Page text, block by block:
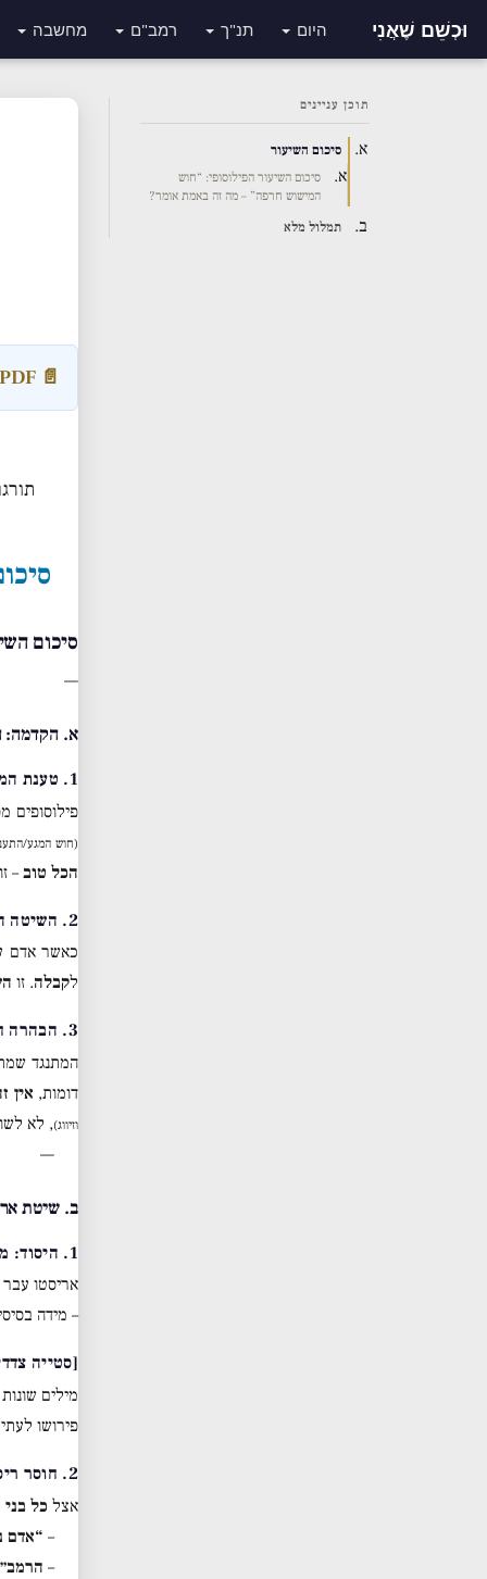
וּכְשֵׁם שֶׁאֲנִי היום תנ"ך רמב"ם מחשבה
תוכן עניינים
סיכום השיעור
סיכום השיעור הפילוסופי: “חוש
המישוש חרפה” – מה זה באמת אומר?
תמלול מלא
📄 Download Transcript PDF
סיכום
—
א. הקדמה:
1. טענת המתנגד
פילוסופים
(חוש המגע/
הכל טוב –
2. השיטה הנכונה: זיווג בדרך הראויה
כאשר אדם
לקבלה. זו
3. הבהרה חשובה: מי אמר “חוש המישוש חרפה”?
המתנגד
דומות, אין
וזיווג), לא
—
ב. שיטת
1. היסוד: מהו “אדם טוב”?
אריסטו
– מידה
[סטייה
מילים
פירושו
2. חוסר ריסון בתאוות – הדבר הנמוך ביותר
אצל כל
– “אדם
–